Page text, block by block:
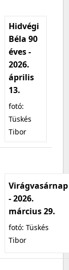
Hidvégi
Béla 90
éves -
2026.
április
13.
fotó:
Tüskés
Tibor
Virágvasárnap
- 2026.
március 29.
fotó: Tüskés
Tibor